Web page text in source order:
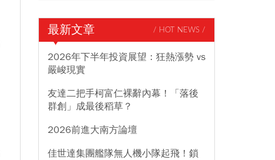
最新文章 / HOT NEWS /
2026年下半年投資展望：狂熱漲勢 vs
嚴峻現實
友達二把手柯富仁裸辭內幕！「落後
群創」成最後稻草？
2026前進大南方論壇
佳世達集團艦隊無人機小隊起飛！鎖